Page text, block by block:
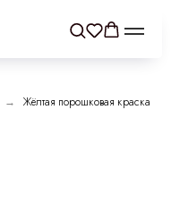
→ Жёлтая порошковая краска